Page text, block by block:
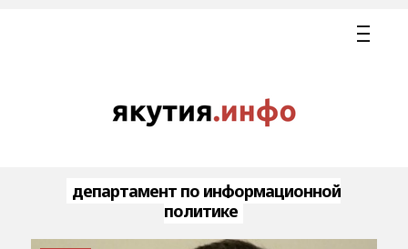
департамент по информационной
политике